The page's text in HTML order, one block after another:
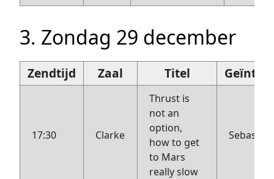
3. Zondag 29 december
Zendtijd Zaal Titel
17:30 Clarke
Thrust is
not an
option,
how to get
to Mars
really slow
Sebastius